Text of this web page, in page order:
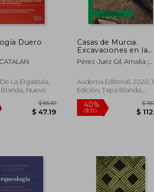
Duero
La Ergástula,
Blanda, Nuevo
Casas de Murcia.
Excavaciones en la
Segunda Línea de
Defensa Republicana
Villa de Vallecas
(Madrid).
Pérez-Juez Gil, Amalia ;
Escolà Martínez, Marta
Audema Editorial, 2020, 1
Edición, Tapa Blanda,
Nuevo
40%
dcto.